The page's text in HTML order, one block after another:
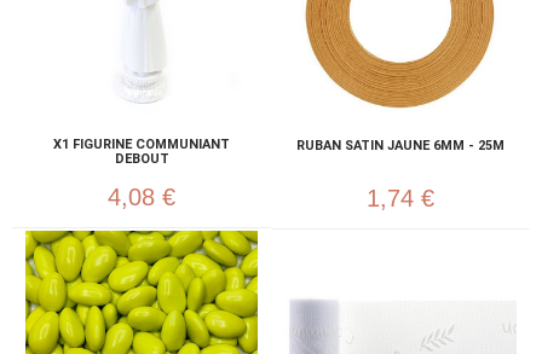
X1 FIGURINE COMMUNIANT
DEBOUT
4,08 €
RUBAN SATIN JAUNE 6MM - 25M
1,74 €